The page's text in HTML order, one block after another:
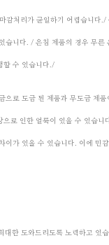
감처리가 균일하기 어렵습니다
습니다. / 은침 제품의 경우 무른
할 수 있습니다./
으로 도금 된 제품과 무도금 제품
으로 인한 얼룩이 있을 수 있습니
이가 있을 수 있습니다. 이에 민
대한 도와드리도록 노력하고 있